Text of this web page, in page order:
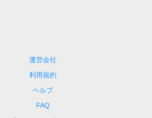
運営会社
利用規約
ヘルプ
FAQ